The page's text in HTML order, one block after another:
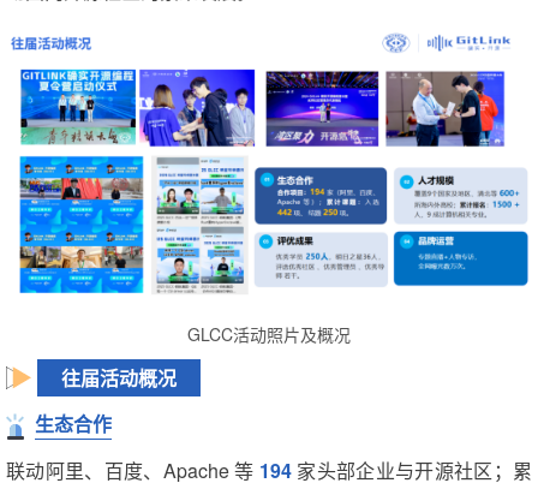
GLCC活动照片及概况
往届活动概况
生态合作
联动阿里、百度、Apache 等 194 家头部企业与开源社区；累